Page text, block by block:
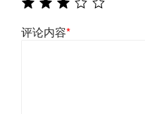
评论内容*